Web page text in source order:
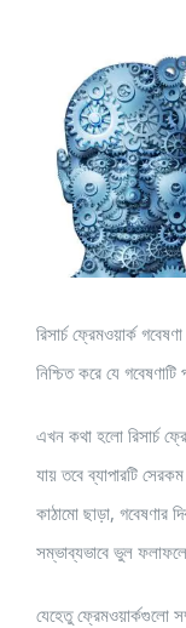
Larger
Image
রিসার্চ ফ্রেমওয়ার্ক
নিশ্চিত করে যে
এখন কথা হলো রিসার্চ
যায় তবে ব্যাপারটি
কাঠামো ছাড়া, গবেষণার
সম্ভাব্যভাবে ভুল
যেহেতু ফ্রেমওয়ার্কগুলো